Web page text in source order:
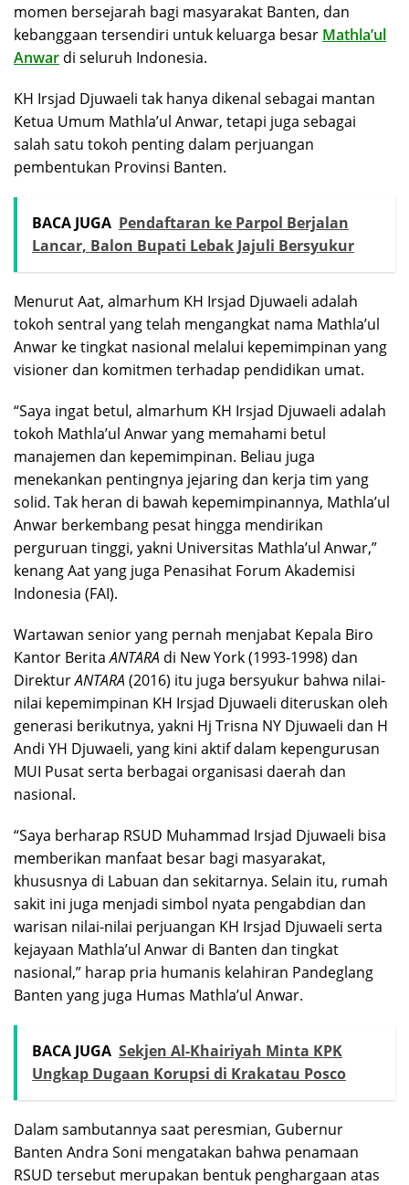
momen bersejarah bagi masyarakat Banten, dan
kebanggaan tersendiri untuk keluarga besar Mathla’ul
Anwar di seluruh Indonesia.
KH Irsjad Djuwaeli tak hanya dikenal sebagai mantan
Ketua Umum Mathla’ul Anwar, tetapi juga sebagai
salah satu tokoh penting dalam perjuangan
pembentukan Provinsi Banten.
BACA JUGA Pendaftaran ke Parpol Berjalan
Lancar, Balon Bupati Lebak Jajuli Bersyukur
Menurut Aat, almarhum KH Irsjad Djuwaeli adalah
tokoh sentral yang telah mengangkat nama Mathla’ul
Anwar ke tingkat nasional melalui kepemimpinan yang
visioner dan komitmen terhadap pendidikan umat.
“Saya ingat betul, almarhum KH Irsjad Djuwaeli adalah
tokoh Mathla’ul Anwar yang memahami betul
manajemen dan kepemimpinan. Beliau juga
menekankan pentingnya jejaring dan kerja tim yang
solid. Tak heran di bawah kepemimpinannya, Mathla’ul
Anwar berkembang pesat hingga mendirikan
perguruan tinggi, yakni Universitas Mathla’ul Anwar,”
kenang Aat yang juga Penasihat Forum Akademisi
Indonesia (FAI).
Wartawan senior yang pernah menjabat Kepala Biro
Kantor BeritaANTARA di New York (1993-1998) dan
DirekturANTARA (2016) itu juga bersyukur bahwa nilai-
nilai kepemimpinan KH Irsjad Djuwaeli diteruskan oleh
generasi berikutnya, yakni Hj Trisna NY Djuwaeli dan H
Andi YH Djuwaeli, yang kini aktif dalam kepengurusan
MUI Pusat serta berbagai organisasi daerah dan
nasional.
“Saya berharap RSUD Muhammad Irsjad Djuwaeli bisa
memberikan manfaat besar bagi masyarakat,
khususnya di Labuan dan sekitarnya. Selain itu, rumah
sakit ini juga menjadi simbol nyata pengabdian dan
warisan nilai-nilai perjuangan KH Irsjad Djuwaeli serta
kejayaan Mathla’ul Anwar di Banten dan tingkat
nasional,” harap pria humanis kelahiran Pandeglang
Banten yang juga Humas Mathla’ul Anwar.
BACA JUGA Sekjen Al-Khairiyah Minta KPK
Ungkap Dugaan Korupsi di Krakatau Posco
Dalam sambutannya saat peresmian, Gubernur
Banten Andra Soni mengatakan bahwa penamaan
RSUD tersebut merupakan bentuk penghargaan atas